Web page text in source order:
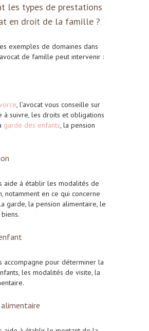
les types de prestations
en droit de la famille ?
exemples de domaines dans
de famille peut intervenir :
, l’avocat vous conseille sur
à suivre, les droits et obligations
garde des enfants, la pension
aide à établir les modalités de
notamment en ce qui concerne
garde, la pension alimentaire, le
accompagne pour déterminer la
les modalités de visite, la